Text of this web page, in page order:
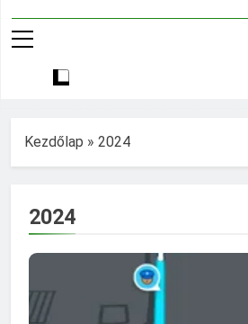
Kezdőlap » 2024
2024